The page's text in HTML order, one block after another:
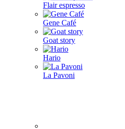
Flair espresso
Gene Café
Goat story
Hario
La Pavoni